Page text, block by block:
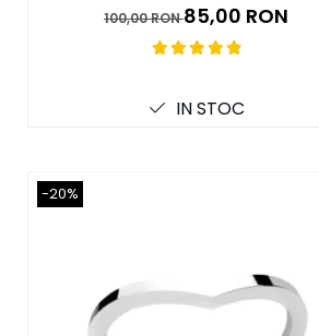
100,00 RON85,00 RON
IN STOC
-20%